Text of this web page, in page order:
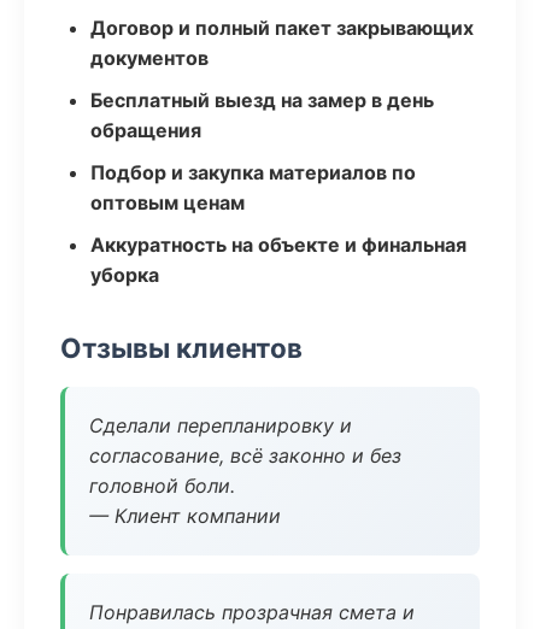
Договор и полный пакет закрывающих
документов
Бесплатный выезд на замер в день
обращения
Подбор и закупка материалов по
оптовым ценам
Аккуратность на объекте и финальная
уборка
Отзывы клиентов
Сделали перепланировку и
согласование, всё законно и без
головной боли.
— Клиент компании
Понравилась прозрачная смета и